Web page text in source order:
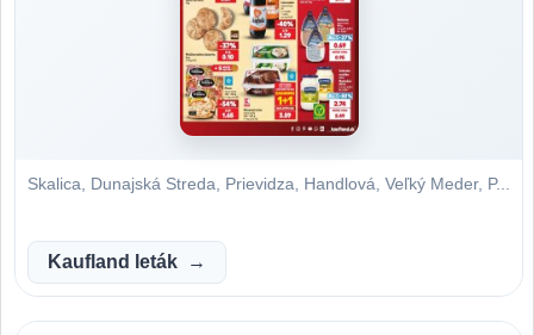
Skalica, Dunajská Streda, Prievidza, Handlová, Veľký Meder, P...
Kaufland leták